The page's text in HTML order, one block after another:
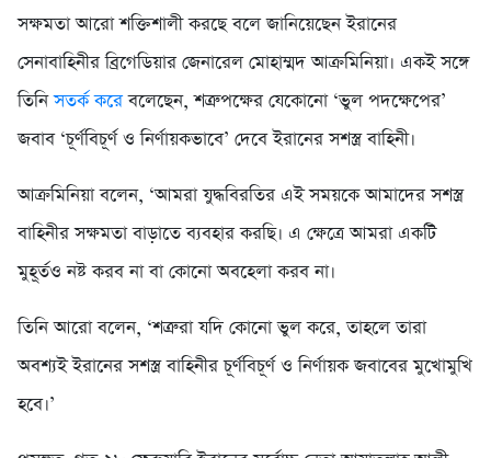
সক্ষমতা আরো শক্তিশালী করছে বলে জানিয়েছেন ইরানের
সেনাবাহিনীর ব্রিগেডিয়ার জেনারেল মোহাম্মদ আক্রমিনিয়া। একই সঙ্গে
তিনিসতর্ক করেবলেছেন, শত্রুপক্ষের যেকোনো ‘ভুল পদক্ষেপের’
জবাব ‘চূর্ণবিচূর্ণ ও নির্ণায়কভাবে’ দেবে ইরানের সশস্ত্র বাহিনী।
আক্রমিনিয়া বলেন, ‘আমরা যুদ্ধবিরতির এই সময়কে আমাদের সশস্ত্র
বাহিনীর সক্ষমতা বাড়াতে ব্যবহার করছি। এ ক্ষেত্রে আমরা একটি
মুহূর্তও নষ্ট করব না বা কোনো অবহেলা করব না।
তিনি আরো বলেন, ‘শত্রুরা যদি কোনো ভুল করে, তাহলে তারা
অবশ্যই ইরানের সশস্ত্র বাহিনীর চূর্ণবিচূর্ণ ও নির্ণায়ক জবাবের মুখোমুখি
হবে।’